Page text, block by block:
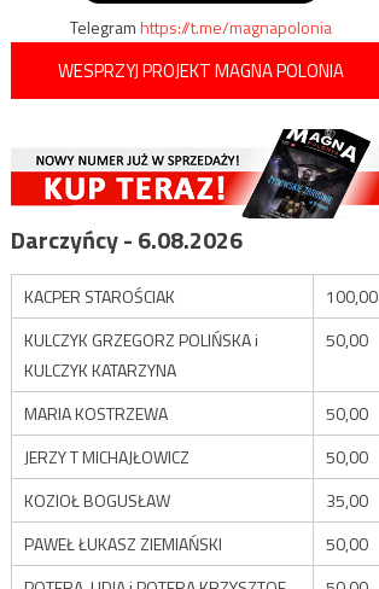
Telegramhttps://t.me/magnapolonia
WESPRZYJ PROJEKT MAGNA POLONIA
Darczyńcy - 6.08.2026
KACPER STAROŚCIAK
100,00
KULCZYK GRZEGORZ POLIŃSKA i
KULCZYK KATARZYNA
50,00
MARIA KOSTRZEWA
50,00
JERZY T MICHAJŁOWICZ
50,00
KOZIOŁ BOGUSŁAW
35,00
PAWEŁ ŁUKASZ ZIEMIAŃSKI
50,00